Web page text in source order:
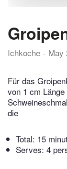
Ichkoche May
Für das
von 1 cm
die
Total: 15
Serves: 4